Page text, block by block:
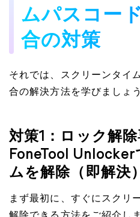
ムパスコー
合の対策
それでは、スクリーンタイ
合の解決方法を学びましょう
対策1：ロック解
FoneTool
ムを解除（即解決）
まず最初に、すぐにスクリ